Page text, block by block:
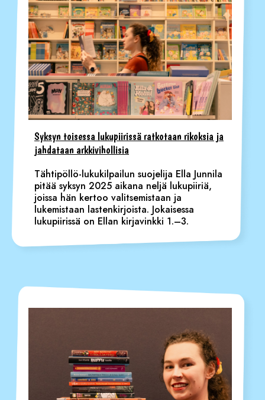
Syksyn toisessa lukupiirissä ratkotaan rikoksia ja
jahdataan arkkivihollisia
Tähtipöllö-lukukilpailun suojelija Ella Junnila
pitää syksyn 2025 aikana neljä lukupiiriä,
joissa hän kertoo valitsemistaan ja
lukemistaan lastenkirjoista. Jokaisessa
lukupiirissä on Ellan kirjavinkki 1.–3.